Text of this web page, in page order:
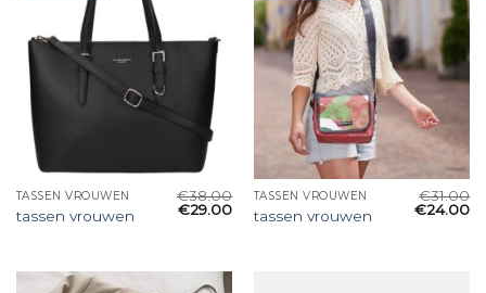
TASSEN VROUWEN
tassen vrouwen
€38.00
€29.00
TASSEN VROUWEN
tassen vrouwen
€31.00
€24.00